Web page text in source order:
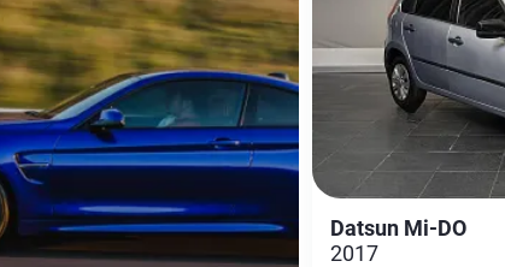
Datsun Mi-DO
2017